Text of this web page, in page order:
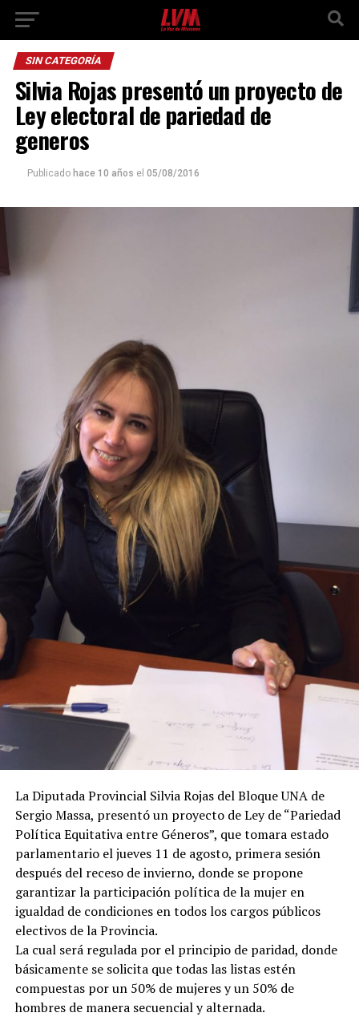
SIN CATEGORÍA
Silvia Rojas presentó un proyecto de
Ley electoral de pariedad de
generos
Publicado hace 10 años el 05/08/2016
La Diputada Provincial Silvia Rojas del Bloque UNA de
Sergio Massa, presentó un proyecto de Ley de “Pariedad
Política Equitativa entre Géneros”, que tomara estado
parlamentario el jueves 11 de agosto, primera sesión
después del receso de invierno, donde se propone
garantizar la participación política de la mujer en
igualdad de condiciones en todos los cargos públicos
electivos de la Provincia.
La cual será regulada por el principio de paridad, donde
básicamente se solicita que todas las listas estén
compuestas por un 50% de mujeres y un 50% de
hombres de manera secuencial y alternada.